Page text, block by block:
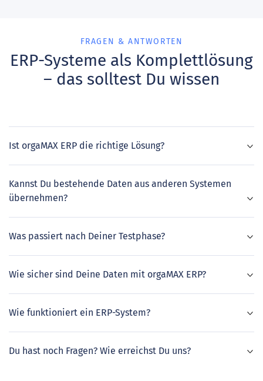
FRAGEN & ANTWORTEN
ERP-Systeme als Komplettlösung
– das solltest Du wissen
Ist orgaMAX ERP die richtige Lösung?
Kannst Du bestehende Daten aus anderen Systemen
übernehmen?
Was passiert nach Deiner Testphase?
Wie sicher sind Deine Daten mit orgaMAX ERP?
Wie funktioniert ein ERP-System?
Du hast noch Fragen? Wie erreichst Du uns?